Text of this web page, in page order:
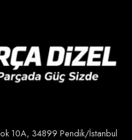
10A, 34899 Pendik/İstanbul